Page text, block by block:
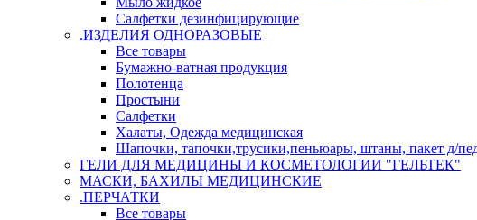
Салфетки дезинфицирующие
.ИЗДЕЛИЯ ОДНОРАЗОВЫЕ
Все товары
Бумажно-ватная продукция
Полотенца
Простыни
Салфетки
Халаты, Одежда медицинская
Шапочки, тапочки,трусики,пеньюары, штаны, пакет д/
ГЕЛИ ДЛЯ МЕДИЦИНЫ И КОСМЕТОЛОГИИ "ГЕЛЬТЕК"
МАСКИ, БАХИЛЫ МЕДИЦИНСКИЕ
.ПЕРЧАТКИ
Все товары